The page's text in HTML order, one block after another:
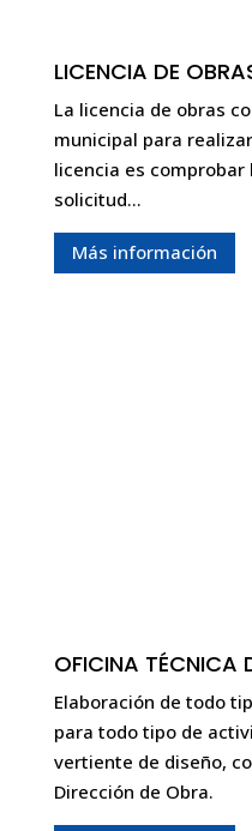
LICENCIA DE
La licencia de obras
municipal para
licencia es comprobar
solicitud…
Más información
OFICINA TÉCNICA
Elaboración de todo
para todo tipo de
vertiente de diseño,
Dirección de Obra.